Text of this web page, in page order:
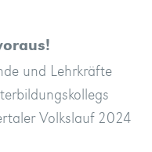
und Lehrkräfte
Volkslauf 2024